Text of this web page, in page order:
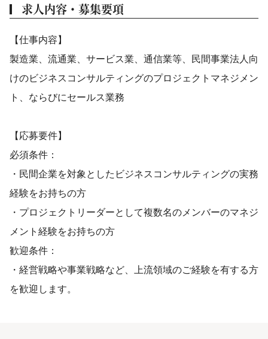
求人内容・募集要項
【仕事内容】
製造業、流通業、サービス業、通信業等、民間事業法人向
けのビジネスコンサルティングのプロジェクトマネジメン
ト、ならびにセールス業務
【応募要件】
必須条件：
・民間企業を対象としたビジネスコンサルティングの実務
経験をお持ちの方
・プロジェクトリーダーとして複数名のメンバーのマネジ
メント経験をお持ちの方
歓迎条件：
・経営戦略や事業戦略など、上流領域のご経験を有する方
を歓迎します。